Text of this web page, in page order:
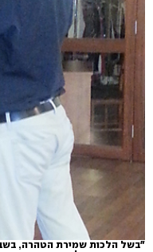
"בשל הלכות שמירת הטהרה,